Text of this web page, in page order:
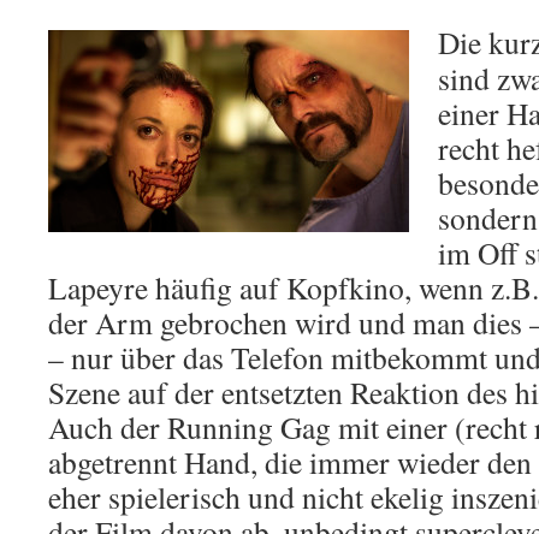
Die
sind
einer
recht
im Off
Lapeyre häufig auf Kopfkino, wenn
der Arm gebrochen wird und man dies
– nur über das Telefon mitbekommt
Szene auf der entsetzten Reaktion des
Auch der Running Gag mit einer (recht
abgetrennt Hand, die immer wieder
eher spielerisch und nicht ekelig